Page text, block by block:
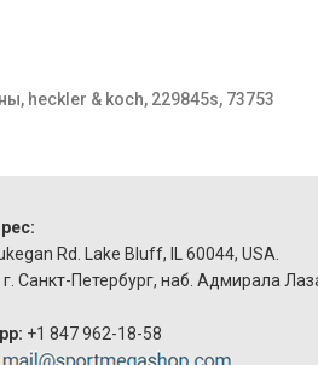
heckler & koch, 229845s, 73753
Rd. Lake Bluff, IL 60044, USA.
г. Санкт-Петербург, наб. Адмирала
+1 847 962-18-58